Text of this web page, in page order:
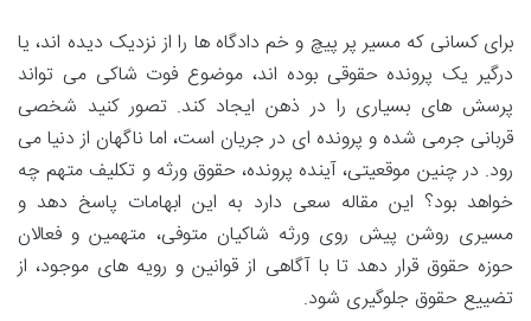
برای کسانی که مسیر پر پیچ و خم دادگاه ها را از نزدیک دیده اند، یا
درگیر یک پرونده حقوقی بوده اند، موضوع فوت شاکی می تواند
پرسش های بسیاری را در ذهن ایجاد کند. تصور کنید شخصی
قربانی جرمی شده و پرونده ای در جریان است، اما ناگهان از دنیا می
رود. در چنین موقعیتی، آینده پرونده، حقوق ورثه و تکلیف متهم چه
خواهد بود؟ این مقاله سعی دارد به این ابهامات پاسخ دهد و
مسیری روشن پیش روی ورثه شاکیان متوفی، متهمین و فعالان
حوزه حقوق قرار دهد تا با آگاهی از قوانین و رویه های موجود، از
تضییع حقوق جلوگیری شود.